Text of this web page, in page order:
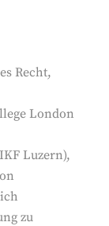
Recht,
London
Luzern),
zu